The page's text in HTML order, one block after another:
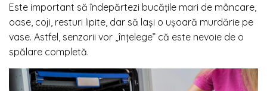
Este important să îndepărtezi bucățile mari de mâncare,
oase, coji, resturi lipite, dar să lași o ușoară murdărie pe
vase. Astfel, senzorii vor „înțelege” că este nevoie de o
spălare completă.